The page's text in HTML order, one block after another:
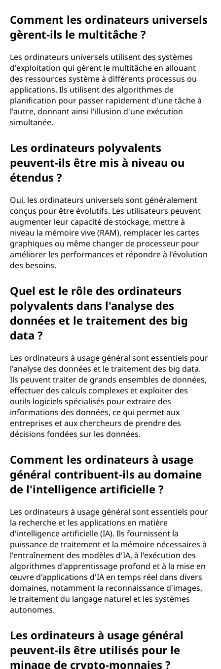
Comment les ordinateurs universels
gèrent-ils le multitâche ?
Les ordinateurs universels utilisent des systèmes
d'exploitation qui gèrent le multitâche en allouant
des ressources système à différents processus ou
applications. Ils utilisent des algorithmes de
planification pour passer rapidement d'une tâche à
l'autre, donnant ainsi l'illusion d'une exécution
simultanée.
Les ordinateurs polyvalents
peuvent-ils être mis à niveau ou
étendus ?
Oui, les ordinateurs universels sont généralement
conçus pour être évolutifs. Les utilisateurs peuvent
augmenter leur capacité de stockage, mettre à
niveau la mémoire vive (RAM), remplacer les cartes
graphiques ou même changer de processeur pour
améliorer les performances et répondre à l'évolution
des besoins.
Quel est le rôle des ordinateurs
polyvalents dans l'analyse des
données et le traitement des big
data ?
Les ordinateurs à usage général sont essentiels pour
l'analyse des données et le traitement des big data.
Ils peuvent traiter de grands ensembles de données,
effectuer des calculs complexes et exploiter des
outils logiciels spécialisés pour extraire des
informations des données, ce qui permet aux
entreprises et aux chercheurs de prendre des
décisions fondées sur les données.
Comment les ordinateurs à usage
général contribuent-ils au domaine
de l'intelligence artificielle ?
Les ordinateurs à usage général sont essentiels pour
la recherche et les applications en matière
d'intelligence artificielle (IA). Ils fournissent la
puissance de traitement et la mémoire nécessaires à
l'entraînement des modèles d'IA, à l'exécution des
algorithmes d'apprentissage profond et à la mise en
œuvre d'applications d'IA en temps réel dans divers
domaines, notamment la reconnaissance d'images,
le traitement du langage naturel et les systèmes
autonomes.
Les ordinateurs à usage général
peuvent-ils être utilisés pour le
minage de crypto-monnaies ?